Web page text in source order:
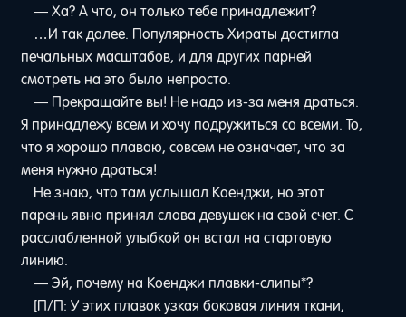
— Ха? А что, он только тебе принадлежит?
…И так далее. Популярность Хираты достигла
печальных масштабов, и для других парней
смотреть на это было непросто.
— Прекращайте вы! Не надо из-за меня драться.
Я принадлежу всем и хочу подружиться со всеми. То,
что я хорошо плаваю, совсем не означает, что за
меня нужно драться!
Не знаю, что там услышал Коенджи, но этот
парень явно принял слова девушек на свой счет. С
расслабленной улыбкой он встал на стартовую
линию.
— Эй, почему на Коенджи плавки-слипы*?
[П/П: У этих плавок узкая боковая линия ткани,